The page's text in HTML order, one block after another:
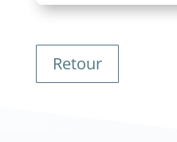
Retour